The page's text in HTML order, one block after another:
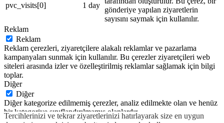
Tercihlerinizi ve tekrar ziyaretlerinizi hatırlayarak size en uygun
pvc_visits[0] 1 day
gönderiye yapılan ziyaretlerin
sayısını saymak için kullanılır.
Reklam
Reklam
Reklam çerezleri, ziyaretçilere alakalı reklamlar ve pazarlama
kampanyaları sunmak için kullanılır. Bu çerezler ziyaretçileri web
siteleri arasında izler ve özelleştirilmiş reklamlar sağlamak için bilgi
toplar.
Diğer
Diğer
Diğer kategorize edilmemiş çerezler, analiz edilmekte olan ve henüz
bir kategoriye sınıflandırılmamış olanlardır.
KAYDET & ONAYLA